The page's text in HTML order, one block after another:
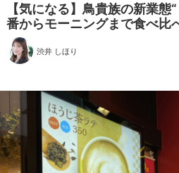
【気になる】鳥貴族の新業態
番からモーニングまで食べ比
渋井 しほり